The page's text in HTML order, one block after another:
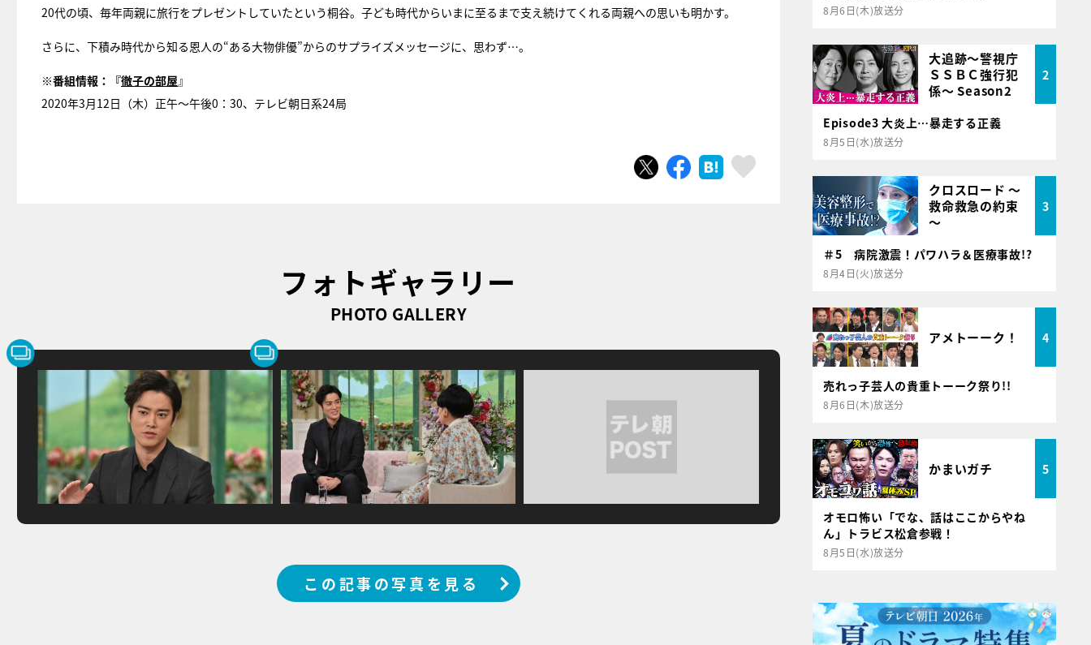
20代の頃、毎年両親に旅行をプレゼントしていたという桐谷。子ども時代からいまに至るまで支え続けてくれる両親への思いも明かす。
さらに、下積み時代から知る恩人の“ある大物俳優”からのサプライズメッセージに、思わず…。
※番組情報： 『徹子の部屋』
2020年3月12日（木）正午～午後0：30、テレビ朝⽇系24局
ツイートシェア はてブ
フォトギャラリー
PHOTO GALLERY
この記事の写真を見る
8月6日(木)放送分
大追跡～警視庁
ＳＳＢＣ強行犯
係～ Season2
2
Episode3 大炎上…暴走する正義
8月5日(水)放送分
クロスロード ～
救命救急の約束
～
3
＃5 病院激震！パワハラ＆医療事故!?
8月4日(火)放送分
アメトーーク！ 4
売れっ子芸人の貴重トーーク祭り!!
8月6日(木)放送分
かまいガチ 5
オモロ怖い「でな、話はここからやね
ん」トラビス松倉参戦！
8月5日(水)放送分